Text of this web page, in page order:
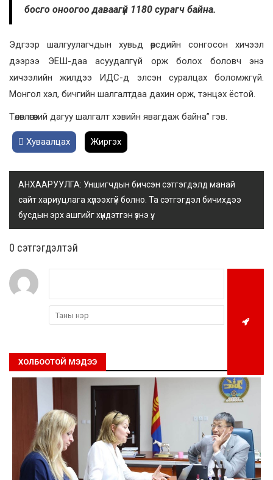
босго оноогоо даваагүй 1180 сурагч байна.
Эдгээр шалгуулагчдын хувьд өөрсдийн сонгосон хичээл
дээрээ ЭЕШ-даа асуудалгүй орж болох боловч энэ
хичээлийн жилдээ ИДС-д элсэн суралцах боломжгүй.
Монгол хэл, бичгийн шалгалтдаа дахин орж, тэнцэх ёстой.
Төлөвлөгөөний дагуу шалгалт хэвийн явагдаж байна” гэв.
Хуваалцах Жиргэх
АНХААРУУЛГА: Уншигчдын бичсэн сэтгэгдэлд манай
сайт хариуцлага хүлээхгүй болно. Та сэтгэгдэл бичихдээ
бусдын эрх ашгийг хүндэтгэн үзнэ үү.
0 cэтгэгдэлтэй
ХОЛБООТОЙ МЭДЭЭ